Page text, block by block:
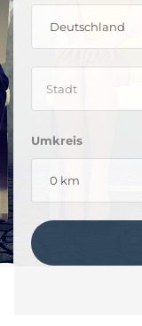
Umkreis